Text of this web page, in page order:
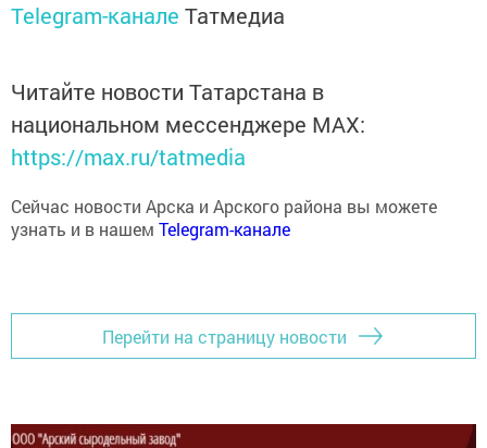
Telegram-канале Татмедиа
Читайте новости Татарстана в
национальном мессенджере MАХ:
https://max.ru/tatmedia
Сейчас новости Арска и Арского района вы можете
узнать и в нашем Telegram-канале
Перейти на страницу новости